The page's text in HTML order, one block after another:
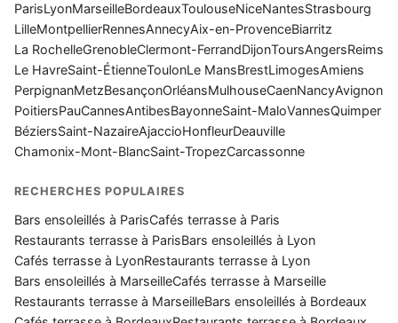
ParisLyonMarseilleBordeauxToulouseNiceNantesStrasbourg
LilleMontpellierRennesAnnecyAix-en-ProvenceBiarritz
La RochelleGrenobleClermont-FerrandDijonToursAngersReims
Le HavreSaint-ÉtienneToulonLe MansBrestLimogesAmiens
PerpignanMetzBesançonOrléansMulhouseCaenNancyAvignon
PoitiersPauCannesAntibesBayonneSaint-MaloVannesQuimper
BéziersSaint-NazaireAjaccioHonfleurDeauville
Chamonix-Mont-BlancSaint-TropezCarcassonne
RECHERCHES POPULAIRES
Bars ensoleillés à ParisCafés terrasse à Paris
Restaurants terrasse à ParisBars ensoleillés à Lyon
Cafés terrasse à LyonRestaurants terrasse à Lyon
Bars ensoleillés à MarseilleCafés terrasse à Marseille
Restaurants terrasse à MarseilleBars ensoleillés à Bordeaux